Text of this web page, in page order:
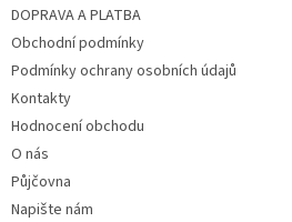
DOPRAVA A PLATBA
Obchodní podmínky
Podmínky ochrany osobních údajů
Kontakty
Hodnocení obchodu
O nás
Půjčovna
Napište nám